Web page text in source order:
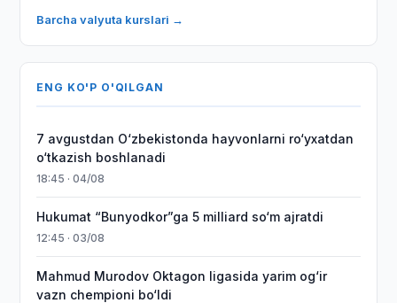
Barcha valyuta kurslari →
ENG KO'P O'QILGAN
7 avgustdan O‘zbekistonda hayvonlarni ro‘yxatdan
o‘tkazish boshlanadi
18:45 · 04/08
Hukumat “Bunyodkor”ga 5 milliard so‘m ajratdi
12:45 · 03/08
Mahmud Murodov Oktagon ligasida yarim og‘ir
vazn chempioni bo‘ldi